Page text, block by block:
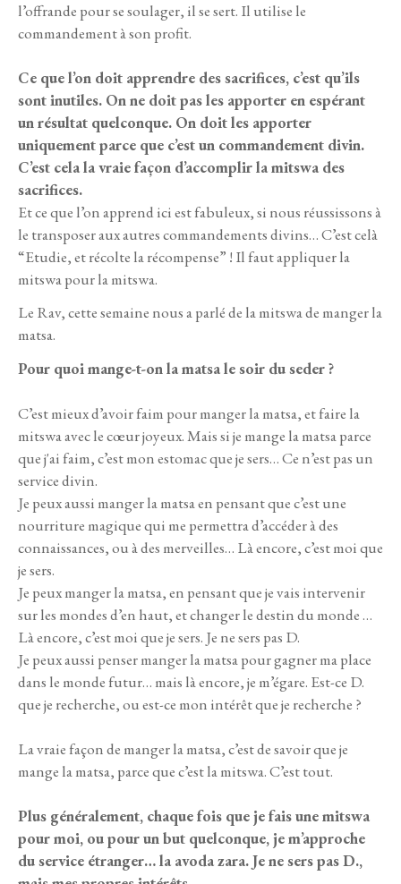
l’offrande pour se soulager, il se sert. Il utilise le
commandement à son profit.
Ce que l’on doit apprendre des sacrifices, c’est qu’ils
sont inutiles. On ne doit pas les apporter en espérant
un résultat quelconque. On doit les apporter
uniquement parce que c’est un commandement divin.
C’est cela la vraie façon d’accomplir la mitswa des
sacrifices.
Et ce que l’on apprend ici est fabuleux, si nous réussissons à
le transposer aux autres commandements divins… C’est celà
“Etudie, et récolte la récompense” ! Il faut appliquer la
mitswa pour la mitswa.
Le Rav, cette semaine nous a parlé de la mitswa de manger la
matsa.
Pour quoi mange-t-on la matsa le soir du seder ?
C’est mieux d’avoir faim pour manger la matsa, et faire la
mitswa avec le cœur joyeux. Mais si je mange la matsa parce
que j'ai faim, c’est mon estomac que je sers… Ce n’est pas un
service divin.
Je peux aussi manger la matsa en pensant que c’est une
nourriture magique qui me permettra d’accéder à des
connaissances, ou à des merveilles… Là encore, c’est moi que
je sers.
Je peux manger la matsa, en pensant que je vais intervenir
sur les mondes d’en haut, et changer le destin du monde …
Là encore, c’est moi que je sers. Je ne sers pas D.
Je peux aussi penser manger la matsa pour gagner ma place
dans le monde futur… mais là encore, je m’égare. Est-ce D.
que je recherche, ou est-ce mon intérêt que je recherche ?
La vraie façon de manger la matsa, c’est de savoir que je
mange la matsa, parce que c’est la mitswa. C’est tout.
Plus généralement, chaque fois que je fais une mitswa
pour moi, ou pour un but quelconque, je m’approche
du service étranger… la avoda zara. Je ne sers pas D.,